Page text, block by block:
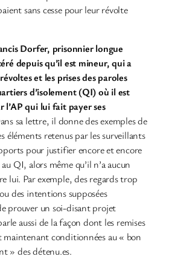
sans cesse pour leur révolte
Dorfer, prisonnier longue
depuis qu’il est mineur, qui a
et les prises des paroles
d’isolement (QI) où il est
l’AP qui lui fait payer ses
sa lettre, il donne des exemples de
éléments retenus par les surveillants
pour justifier encore et encore
QI, alors même qu’il n’a aucun
lui. Par exemple, des regards trop
des intentions supposées
prouver un soi-disant projet
aussi de la façon dont les remises
maintenant conditionnées au « bon
» des détenu.es.